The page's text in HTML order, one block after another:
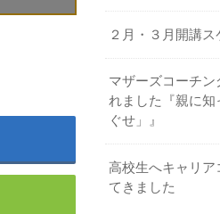
２月・３月開講
マザーズコーチン
れました『親に知
ぐせ」』
高校生へキャリア
てきました